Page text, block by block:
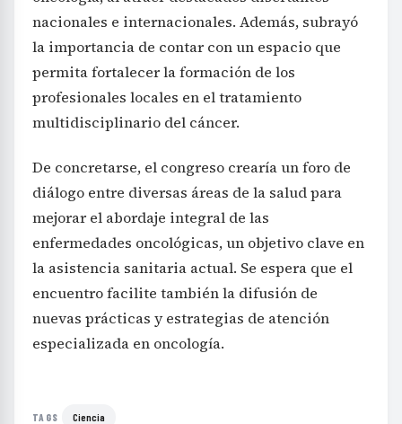
nacionales e internacionales. Además, subrayó
la importancia de contar con un espacio que
permita fortalecer la formación de los
profesionales locales en el tratamiento
multidisciplinario del cáncer.
De concretarse, el congreso crearía un foro de
diálogo entre diversas áreas de la salud para
mejorar el abordaje integral de las
enfermedades oncológicas, un objetivo clave en
la asistencia sanitaria actual. Se espera que el
encuentro facilite también la difusión de
nuevas prácticas y estrategias de atención
especializada en oncología.
TAGS Ciencia